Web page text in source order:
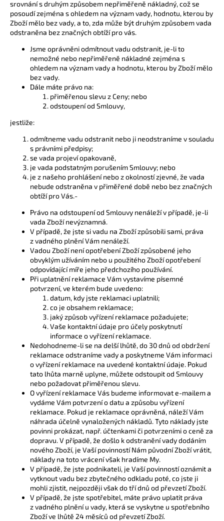
srovnání s druhým způsobem nepřiměřeně nákladný, což se
posoudí zejména s ohledem na význam vady, hodnotu, kterou by
Zboží mělo bez vady, a to, zda může být druhým způsobem vada
odstraněna bez značných obtíží pro vás.
Jsme oprávněni odmítnout vadu odstranit, je-li to
nemožné nebo nepřiměřeně nákladné zejména s
ohledem na význam vady a hodnotu, kterou by Zboží mělo
bez vady.
Dále máte právo na:
přiměřenou slevu z Ceny; nebo
odstoupení od Smlouvy,
jestliže:
odmítneme vadu odstranit nebo ji neodstraníme v souladu
s právními předpisy;
se vada projeví opakovaně,
je vada podstatným porušením Smlouvy; nebo
je z našeho prohlášení nebo z okolností zjevné, že vada
nebude odstraněna v přiměřené době nebo bez značných
obtíží pro Vás.-
Právo na odstoupení od Smlouvy nenáleží v případě, je-li
vada Zboží nevýznamná.
V případě, že jste si vadu na Zboží způsobili sami, práva
z vadného plnění Vám nenáleží.
Vadou Zboží není opotřebení Zboží způsobené jeho
obvyklým užíváním nebo u použitého Zboží opotřebení
odpovídající míře jeho předchozího používání.
Při uplatnění reklamace Vám vystavíme písemné
potvrzení, ve kterém bude uvedeno:
datum, kdy jste reklamaci uplatnili;
co je obsahem reklamace;
jaký způsob vyřízení reklamace požadujete;
Vaše kontaktní údaje pro účely poskytnutí
informace o vyřízení reklamace.
Nedohodneme-li se na delší lhůtě, do 30 dnů od obdržení
reklamace odstraníme vady a poskytneme Vám informaci
o vyřízení reklamace na uvedené kontaktní údaje. Pokud
tato lhůta marně uplyne, můžete odstoupit od Smlouvy
nebo požadovat přiměřenou slevu.
O vyřízení reklamace Vás budeme informovat e-mailem a
vydáme Vám potvrzení o datu a způsobu vyřízení
reklamace. Pokud je reklamace oprávněná, náleží Vám
náhrada účelně vynaložených nákladů. Tyto náklady jste
povinni prokázat, např. účtenkami či potvrzeními o ceně za
dopravu. V případě, že došlo k odstranění vady dodáním
nového Zboží, je Vaší povinností Nám původní Zboží vrátit,
náklady na toto vrácení však hradíme My.
V případě, že jste podnikateli, je Vaší povinností oznámit a
vytknout vadu bez zbytečného odkladu poté, co jste ji
mohli zjistit, nejpozději však do tří dnů od převzetí Zboží.
V případě, že jste spotřebitel, máte právo uplatit práva
z vadného plnění u vady, která se vyskytne u spotřebního
Zboží ve lhůtě 24 měsíců od převzetí Zboží.